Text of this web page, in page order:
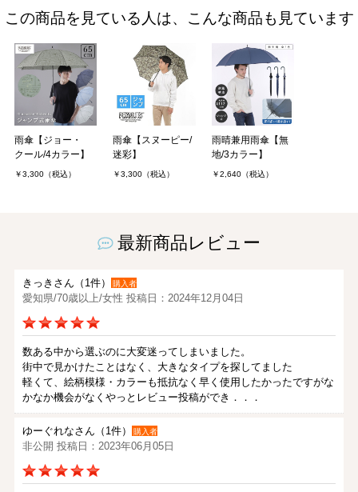
この商品を見ている人は、こんな商品も見ています
雨傘【ジョー・
クール/4カラー】
￥3,300（税込）
雨傘【スヌーピー/
迷彩】
￥3,300（税込）
雨晴兼用雨傘【無
地/3カラー】
￥2,640（税込）
最新商品レビュー
きっきさん（1件） 購入者
愛知県/70歳以上/女性 投稿日：2024年12月04日
数ある中から選ぶのに大変迷ってしまいました。
街中で見かけたことはなく、大きなタイプを探してました
軽くて、絵柄模様・カラーも抵抗なく早く使用したかったですがな
かなか機会がなくやっとレビュー投稿ができ．．．
ゆーぐれなさん（1件） 購入者
非公開 投稿日：2023年06月05日